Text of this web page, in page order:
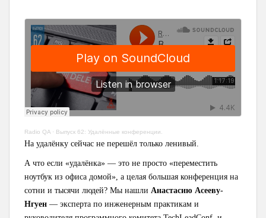
Radio QA · Выпуск 62: Удалённые конференции.
На удалёнку сейчас не перешёл только ленивый.
А что если «удалёнка» — это не просто «переместить
ноутбук из офиса домой», а целая большая конференция на
сотни и тысячи людей? Мы нашли Анастасию Асееву-
Нгуен — эксперта по инженерным практикам и